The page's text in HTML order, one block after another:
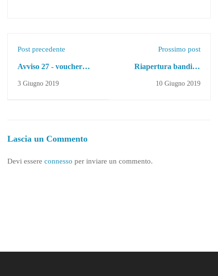
Post precedente
Avviso 27 - voucher
3 Giugno 2019
Prossimo post
Riapertura bandi di
10 Giugno 2019
Lascia un Commento
Devi essere connesso per inviare un commento.